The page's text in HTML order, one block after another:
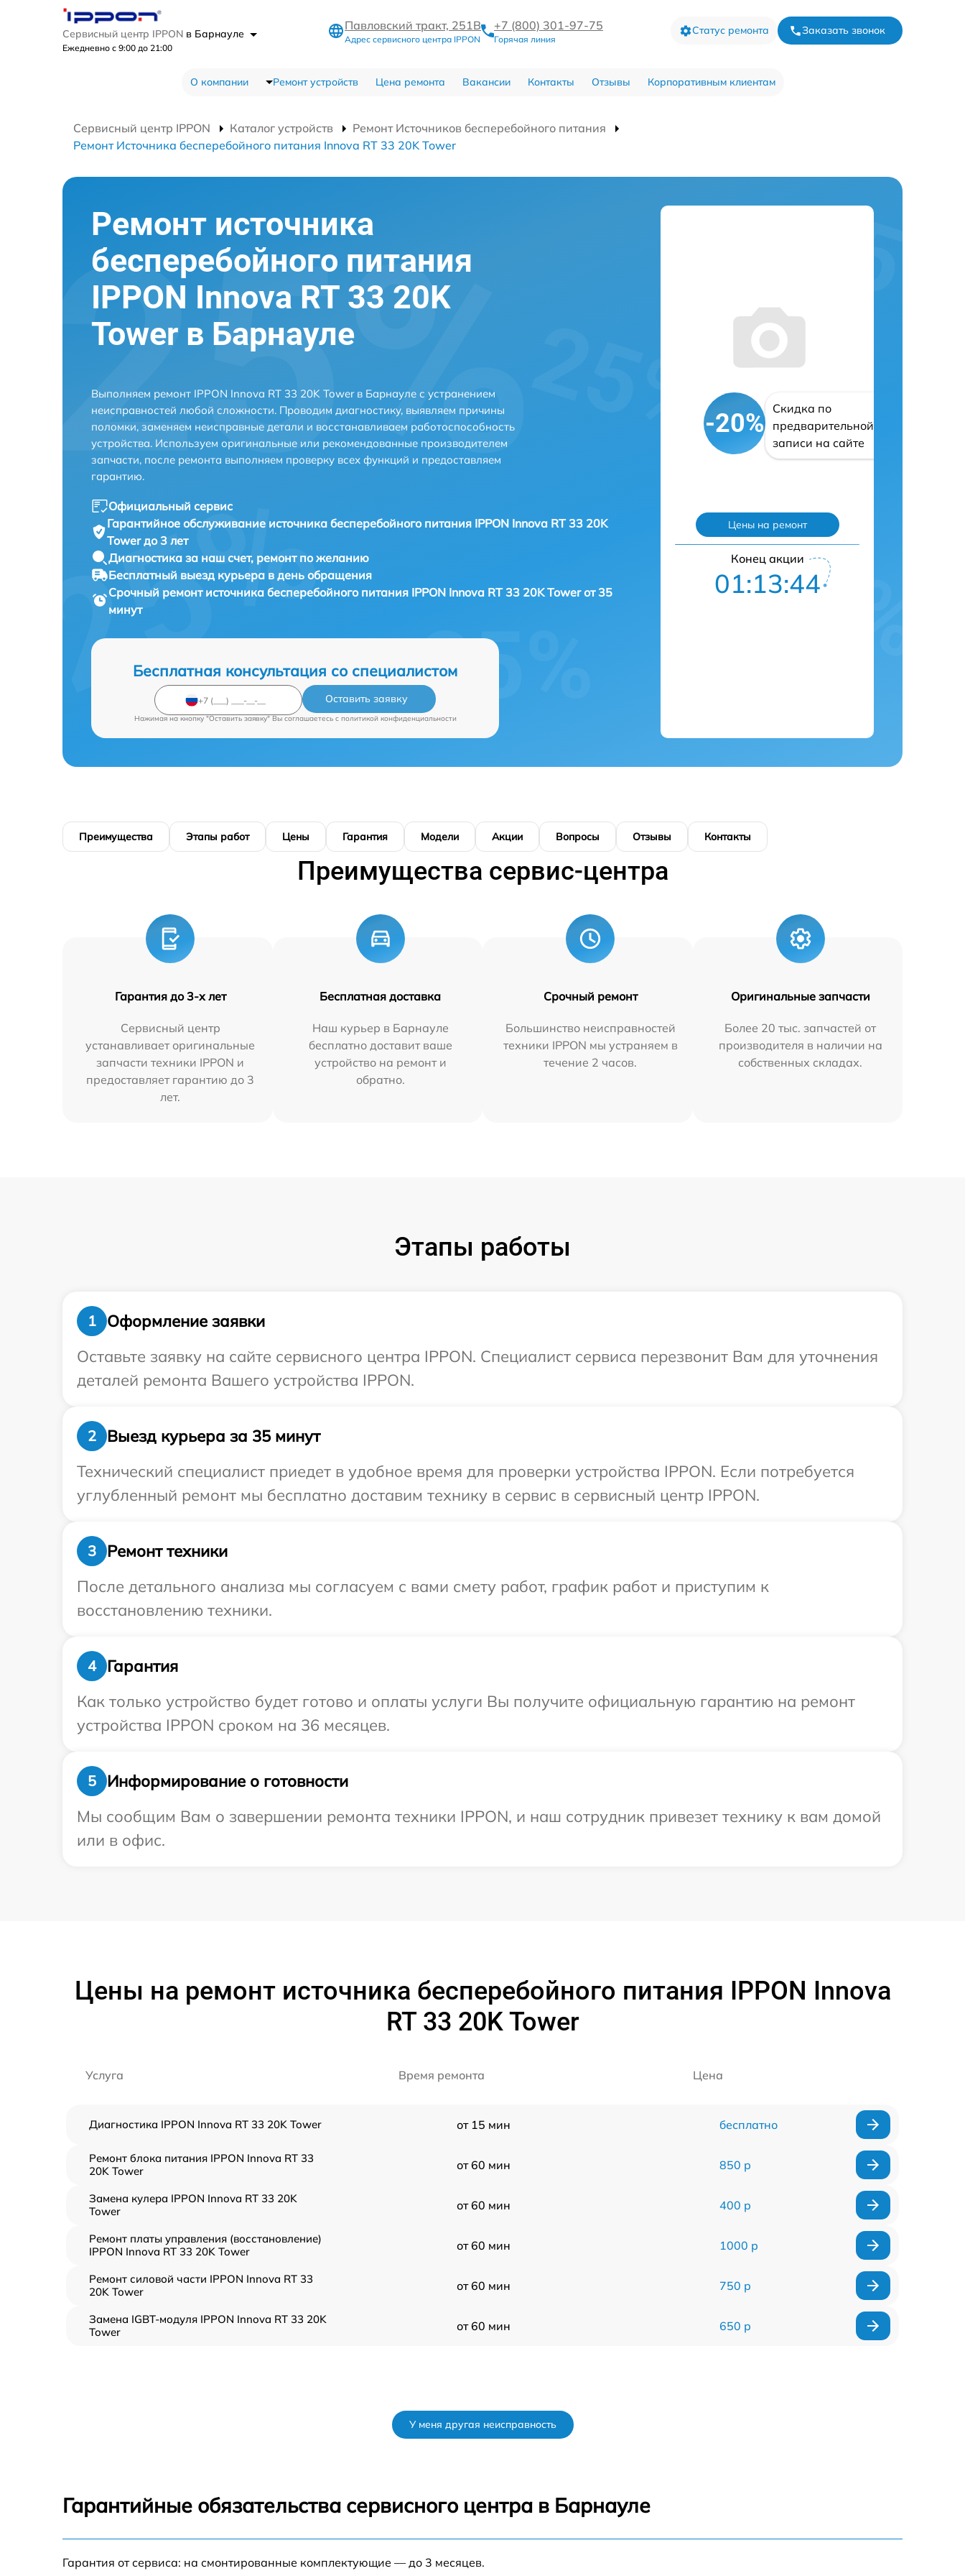
Сервисный центр IPPON в Барнауле
Ежедневно с 9:00 до 21:00
Павловский тракт, 251В
Адрес сервисного центра IPPON
+7 (800) 301-97-75
Горячая линия
Статус ремонта Заказать звонок
О компании Ремонт устройств Цена ремонта Вакансии Контакты Отзывы Корпоративным клиентам
Сервисный центр IPPON Каталог устройств
Ремонт Источников бесперебойного питания
Ремонт Источника бесперебойного питания Innova RT 33 20K Tower
Ремонт источника
бесперебойного питания
IPPON Innova RT 33 20K
Tower в Барнауле
Выполняем ремонт IPPON Innova RT 33 20K Tower в Барнауле с устранением
неисправностей любой сложности. Проводим диагностику, выявляем причины
поломки, заменяем неисправные детали и восстанавливаем работоспособность
устройства. Используем оригинальные или рекомендованные производителем
запчасти, после ремонта выполняем проверку всех функций и предоставляем
гарантию.
Официальный сервис
Гарантийное обслуживание источника бесперебойного питания IPPON Innova RT 33 20K
Tower до 3 лет
Диагностика за наш счет, ремонт по желанию
Бесплатный выезд курьера в день обращения
Срочный ремонт источника бесперебойного питания IPPON Innova RT 33 20K Tower от 35
минут
Бесплатная консультация со специалистом
Оставить заявку
Нажимая на кнопку "Оставить заявку" Вы соглашаетесь c политикой конфиденциальности
-20%
Скидка по
предварительной
записи на сайте
Цены на ремонт
Конец акции
01:13:43
Преимущества Этапы работ Цены Гарантия Модели Акции Вопросы Отзывы Контакты
Преимущества сервис-центра
Гарантия до 3-х лет
Сервисный центр
устанавливает оригинальные
запчасти техники IPPON и
предоставляет гарантию до 3
лет.
Бесплатная доставка
Наш курьер в Барнауле
бесплатно доставит ваше
устройство на ремонт и
обратно.
Срочный ремонт
Большинство неисправностей
техники IPPON мы устраняем в
течение 2 часов.
Оригинальные запчасти
Более 20 тыс. запчастей от
производителя в наличии на
собственных складах.
Этапы работы
1
Оформление заявки
Оставьте заявку на сайте сервисного центра IPPON. Специалист сервиса перезвонит Вам для уточнения
деталей ремонта Вашего устройства IPPON.
2
Выезд курьера за 35 минут
Технический специалист приедет в удобное время для проверки устройства IPPON. Если потребуется
углубленный ремонт мы бесплатно доставим технику в сервис в сервисный центр IPPON.
3
Ремонт техники
После детального анализа мы согласуем с вами смету работ, график работ и приступим к
восстановлению техники.
4
Гарантия
Как только устройство будет готово и оплаты услуги Вы получите официальную гарантию на ремонт
устройства IPPON сроком на 36 месяцев.
5
Информирование о готовности
Мы сообщим Вам о завершении ремонта техники IPPON, и наш сотрудник привезет технику к вам домой
или в офис.
Цены на ремонт источника бесперебойного питания IPPON Innova
RT 33 20K Tower
Услуга Время ремонта Цена
Диагностика IPPON Innova RT 33 20K Tower от 15 мин бесплатно
Ремонт блока питания IPPON Innova RT 33
20K Tower
от 60 мин 850 р
Замена кулера IPPON Innova RT 33 20K
Tower
от 60 мин 400 р
Ремонт платы управления (восстановление)
IPPON Innova RT 33 20K Tower
от 60 мин 1000 р
Ремонт силовой части IPPON Innova RT 33
20K Tower
от 60 мин 750 р
Замена IGBT-модуля IPPON Innova RT 33 20K
Tower
от 60 мин 650 р
У меня другая неисправность
Гарантийные обязательства сервисного центра в Барнауле
Гарантия от сервиса: на смонтированные комплектующие — до 3 месяцев.